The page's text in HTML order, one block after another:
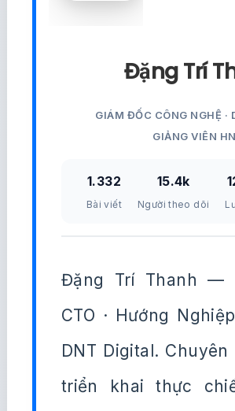
Đặng Trí
GIÁM ĐỐC CÔNG NGHỆ ·
GIẢNG VIÊN
1.332
Bài viết
15.4k
Người theo dõi
Đặng Trí Thanh —
CTO · Hướng
DNT Digital.
triển khai thực